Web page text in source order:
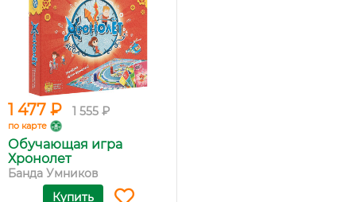
1 477 ₽ 1 555 ₽
по карте
Обучающая игра
Хронолет
Банда Умников
Купить